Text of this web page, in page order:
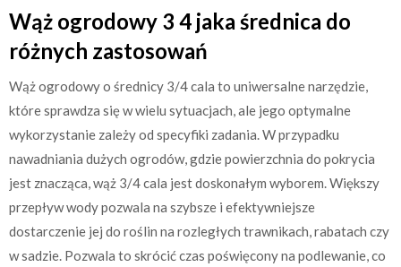
Wąż ogrodowy 3 4 jaka średnica do
różnych zastosowań
Wąż ogrodowy o średnicy 3/4 cala to uniwersalne narzędzie,
które sprawdza się w wielu sytuacjach, ale jego optymalne
wykorzystanie zależy od specyfiki zadania. W przypadku
nawadniania dużych ogrodów, gdzie powierzchnia do pokrycia
jest znacząca, wąż 3/4 cala jest doskonałym wyborem. Większy
przepływ wody pozwala na szybsze i efektywniejsze
dostarczenie jej do roślin na rozległych trawnikach, rabatach czy
w sadzie. Pozwala to skrócić czas poświęcony na podlewanie, co